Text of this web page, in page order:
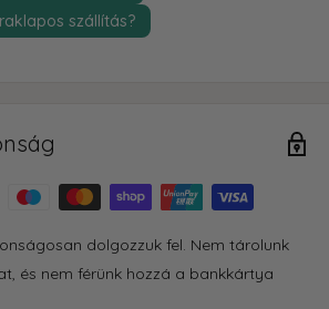
szállítás?
dolgozzuk fel. Nem tárolunk
és nem férünk hozzá a bankkártya